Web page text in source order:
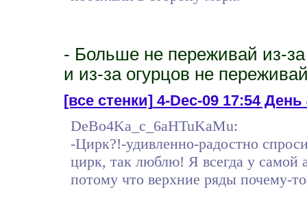
- Больше не переживай из-
и из-за огурцов не
[все стенки]4-Dec-09 17:54 День
DeBo4Ka_c_6aHTuKaMu:
-Цирк?!-удивленно-радостно
цирк, так люблю! Я всегда у
потому что верхние ряды почему-